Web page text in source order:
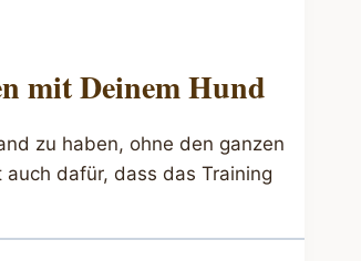
mit Deinem Hund
zu haben, ohne den ganzen
dafür, dass das Training